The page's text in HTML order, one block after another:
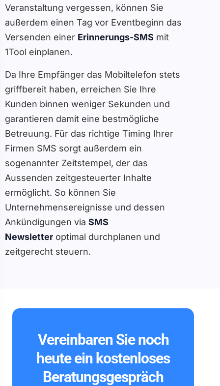
Veranstaltung vergessen, können Sie
außerdem einen Tag vor Eventbeginn das
Versenden einer Erinnerungs-SMS mit
1Tool einplanen.
Da Ihre Empfänger das Mobiltelefon stets
griffbereit haben, erreichen Sie Ihre
Kunden binnen weniger Sekunden und
garantieren damit eine bestmögliche
Betreuung. Für das richtige Timing Ihrer
Firmen SMS sorgt außerdem ein
sogenannter Zeitstempel, der das
Aussenden zeitgesteuerter Inhalte
ermöglicht. So können Sie
Unternehmensereignisse und dessen
Ankündigungen via SMS
Newsletter optimal durchplanen und
zeitgerecht steuern.
Vereinbaren Sie noch
heute ein kostenloses
Beratungsgespräch